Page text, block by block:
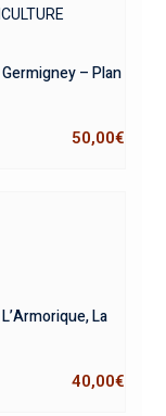
– Plan
50,00€
La
40,00€